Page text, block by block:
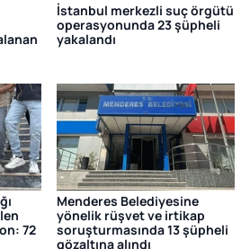
İstanbul merkezli suç örgütü
operasyonunda 23 şüpheli
yakalandı
72
Menderes Belediyesine
yönelik rüşvet ve irtikap
soruşturmasında 13 şüpheli
gözaltına alındı